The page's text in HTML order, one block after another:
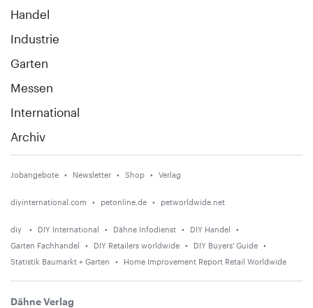
Handel
Industrie
Garten
Messen
International
Archiv
Jobangebote Newsletter Shop Verlag
diyinternational.com petonline.de petworldwide.net
diy DIY International Dähne Infodienst
DIY Handel
Garten Fachhandel
DIY Retailers worldwide
DIY Buyers' Guide
Statistik Baumarkt + Garten
Home Improvement Report Retail Worldwide
Dähne Verlag